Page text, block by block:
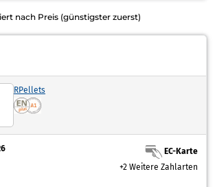
nach Preis (günstigster zuerst)
RPellets
EC-Karte
+2 Weitere Zahlarten